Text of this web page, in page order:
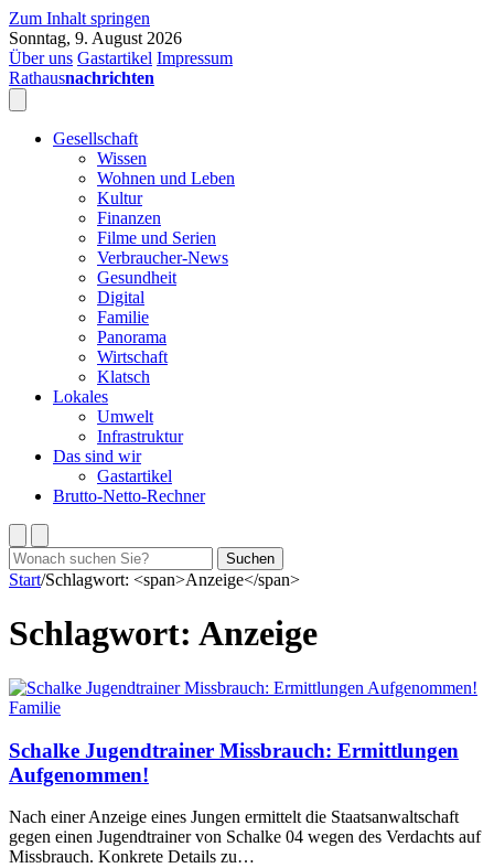
Zum Inhalt springen
Sonntag, 9. August 2026
Über uns Gastartikel Impressum
Rathausnachrichten
Gesellschaft
Wissen
Wohnen und Leben
Kultur
Finanzen
Filme und Serien
Verbraucher-News
Gesundheit
Digital
Familie
Panorama
Wirtschaft
Klatsch
Lokales
Umwelt
Infrastruktur
Das sind wir
Gastartikel
Brutto-Netto-Rechner
Suchen
nach:
Suchen
Start/Schlagwort: <span>Anzeige</span>
Schlagwort: Anzeige
Familie
Schalke Jugendtrainer Missbrauch: Ermittlungen
Aufgenommen!
Nach einer Anzeige eines Jungen ermittelt die Staatsanwaltschaft
gegen einen Jugendtrainer von Schalke 04 wegen des Verdachts auf
Missbrauch. Konkrete Details zu…